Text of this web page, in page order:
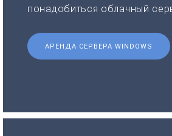
понадобиться облачный
АРЕНДА СЕРВЕРА WINDOWS